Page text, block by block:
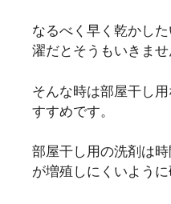
なるべく早く乾かし
濯だとそうもいきませ
そんな時は部屋干し
すすめです。
部屋干し用の洗剤は
が増殖しにくいように